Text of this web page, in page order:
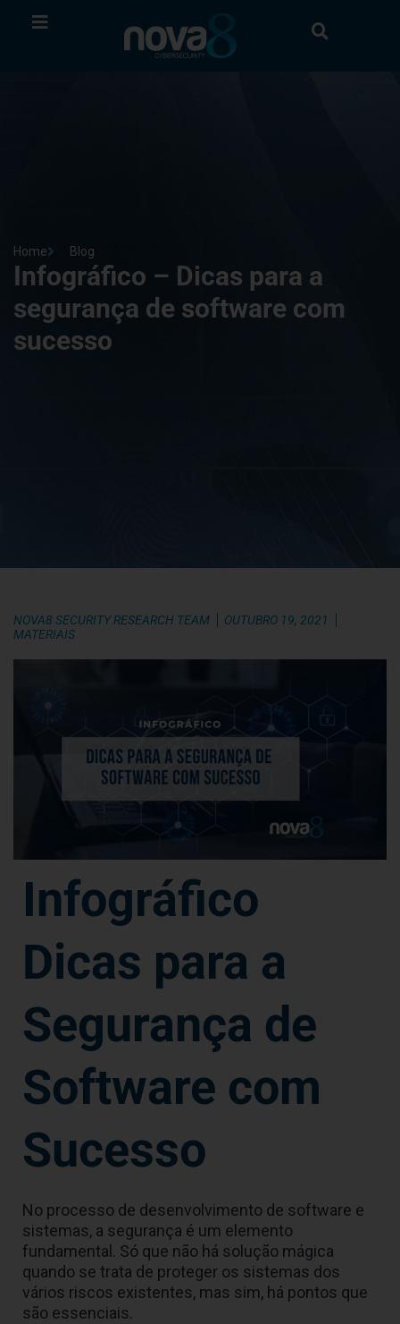
Home Blog
Infográfico – Dicas para a
segurança de software com
sucesso
NOVA8 SECURITY RESEARCH TEAM
OUTUBRO 19, 2021
MATERIAIS
Infográfico
Dicas para a
Segurança de
Software com
Sucesso
No processo de desenvolvimento de software e
sistemas, a segurança é um elemento
fundamental. Só que não há solução mágica
quando se trata de proteger os sistemas dos
vários riscos existentes, mas sim, há pontos que
são essenciais.